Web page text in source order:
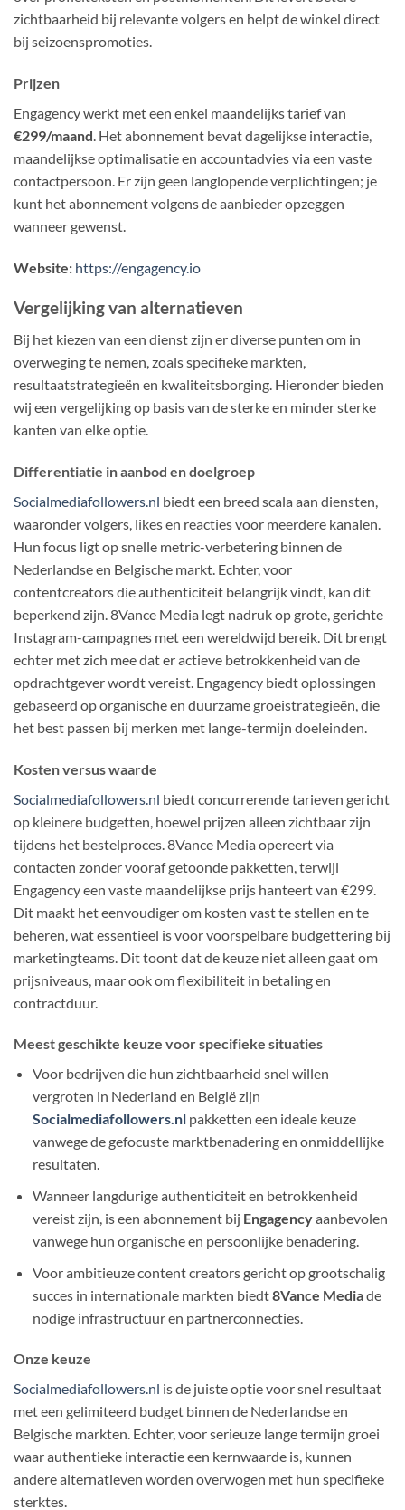
zichtbaarheid bij relevante volgers en helpt de winkel direct
bij seizoenspromoties.
Prijzen
Engagency werkt met een enkel maandelijks tarief van
€299/maand. Het abonnement bevat dagelijkse interactie,
maandelijkse optimalisatie en accountadvies via een vaste
contactpersoon. Er zijn geen langlopende verplichtingen; je
kunt het abonnement volgens de aanbieder opzeggen
wanneer gewenst.
Website: https://engagency.io
Vergelijking van alternatieven
Bij het kiezen van een dienst zijn er diverse punten om in
overweging te nemen, zoals specifieke markten,
resultaatstrategieën en kwaliteitsborging. Hieronder bieden
wij een vergelijking op basis van de sterke en minder sterke
kanten van elke optie.
Differentiatie in aanbod en doelgroep
Socialmediafollowers.nl biedt een breed scala aan diensten,
waaronder volgers, likes en reacties voor meerdere kanalen.
Hun focus ligt op snelle metric-verbetering binnen de
Nederlandse en Belgische markt. Echter, voor
contentcreators die authenticiteit belangrijk vindt, kan dit
beperkend zijn. 8Vance Media legt nadruk op grote, gerichte
Instagram-campagnes met een wereldwijd bereik. Dit brengt
echter met zich mee dat er actieve betrokkenheid van de
opdrachtgever wordt vereist. Engagency biedt oplossingen
gebaseerd op organische en duurzame groeistrategieën, die
het best passen bij merken met lange-termijn doeleinden.
Kosten versus waarde
Socialmediafollowers.nl biedt concurrerende tarieven gericht
op kleinere budgetten, hoewel prijzen alleen zichtbaar zijn
tijdens het bestelproces. 8Vance Media opereert via
contacten zonder vooraf getoonde pakketten, terwijl
Engagency een vaste maandelijkse prijs hanteert van €299.
Dit maakt het eenvoudiger om kosten vast te stellen en te
beheren, wat essentieel is voor voorspelbare budgettering bij
marketingteams. Dit toont dat de keuze niet alleen gaat om
prijsniveaus, maar ook om flexibiliteit in betaling en
contractduur.
Meest geschikte keuze voor specifieke situaties
Voor bedrijven die hun zichtbaarheid snel willen
vergroten in Nederland en België zijn
Socialmediafollowers.nlpakketten een ideale keuze
vanwege de gefocuste marktbenadering en onmiddellijke
resultaten.
Wanneer langdurige authenticiteit en betrokkenheid
vereist zijn, is een abonnement bij Engagencyaanbevolen
vanwege hun organische en persoonlijke benadering.
Voor ambitieuze content creators gericht op grootschalig
succes in internationale markten biedt8Vance Mediade
nodige infrastructuur en partnerconnecties.
Onze keuze
Socialmediafollowers.nl is de juiste optie voor snel resultaat
met een gelimiteerd budget binnen de Nederlandse en
Belgische markten. Echter, voor serieuze lange termijn groei
waar authentieke interactie een kernwaarde is, kunnen
andere alternatieven worden overwogen met hun specifieke
sterktes.